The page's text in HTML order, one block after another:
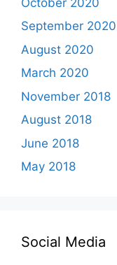
September 2020
August 2020
March 2020
November 2018
August 2018
June 2018
May 2018
Social Media